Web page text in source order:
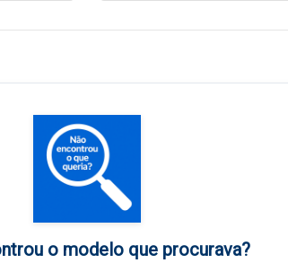
o modelo que procurava?